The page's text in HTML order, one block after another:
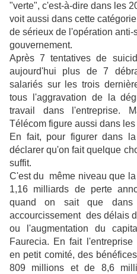
"verte", c'est-à-dire dans les
voit aussi dans cette
de sérieux de l'opération
gouvernement.
Après 7 tentatives de
aujourd'hui plus de 7
salariés sur les trois
tous l'aggravation de la
travail dans l'entreprise.
Télécom figure aussi dans
En fait, pour figurer dans
déclarer qu'on fait quelque
suffit.
C'est du même niveau que
1,16 milliards de perte
quand on sait que dans
accourcissement des délais
ou l'augmentation du
Faurecia. En fait
en petit comité, des
809 millions et de 8,6